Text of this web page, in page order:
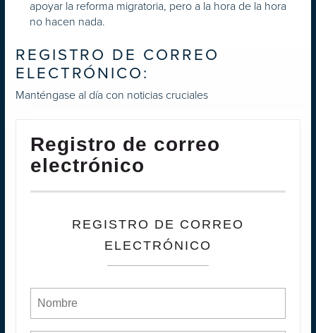
apoyar la reforma migratoria, pero a la hora de la hora
no hacen nada.
REGISTRO DE CORREO
ELECTRÓNICO:
Manténgase al día con noticias cruciales
Registro de correo
electrónico
REGISTRO DE CORREO
ELECTRÓNICO